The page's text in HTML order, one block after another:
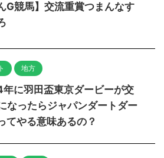
G競馬】交流重賞つまんなす
地方
に羽田盃東京ダービーが交
なったらジャパンダートダー
てやる意味あるの？